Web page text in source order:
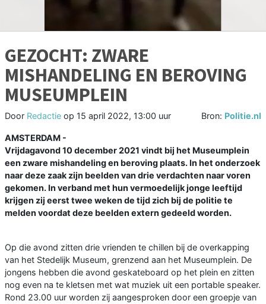
GEZOCHT: ZWARE
MISHANDELING EN BEROVING
MUSEUMPLEIN
Door Redactie op 15 april 2022, 13:00 uur Bron: Politie.nl
AMSTERDAM -
Vrijdagavond 10 december 2021 vindt bij het Museumplein
een zware mishandeling en beroving plaats. In het onderzoek
naar deze zaak zijn beelden van drie verdachten naar voren
gekomen. In verband met hun vermoedelijk jonge leeftijd
krijgen zij eerst twee weken de tijd zich bij de politie te
melden voordat deze beelden extern gedeeld worden.
Op die avond zitten drie vrienden te chillen bij de overkapping
van het Stedelijk Museum, grenzend aan het Museumplein. De
jongens hebben die avond geskateboard op het plein en zitten
nog even na te kletsen met wat muziek uit een portable speaker.
Rond 23.00 uur worden zij aangesproken door een groepje van